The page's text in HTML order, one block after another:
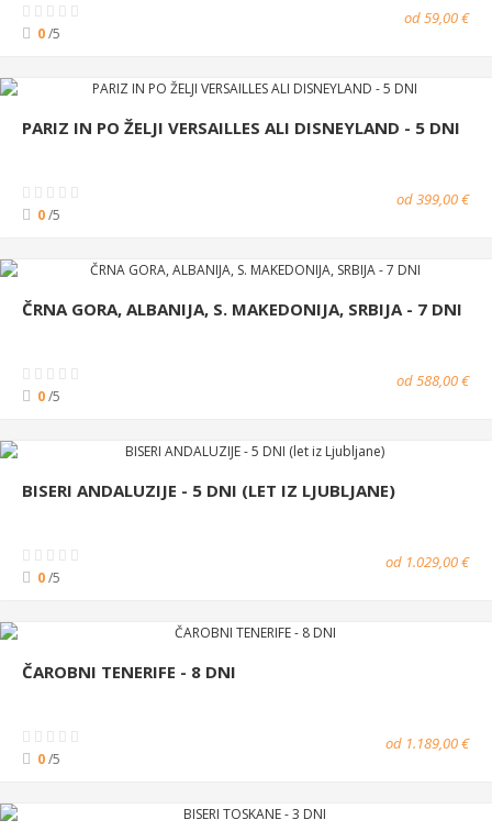
0/5
od 59,00 €
PARIZ IN PO ŽELJI VERSAILLES ALI DISNEYLAND - 5 DNI
0/5
od 399,00 €
ČRNA GORA, ALBANIJA, S. MAKEDONIJA, SRBIJA - 7 DNI
0/5
od 588,00 €
BISERI ANDALUZIJE - 5 DNI (LET IZ LJUBLJANE)
0/5
od 1.029,00 €
ČAROBNI TENERIFE - 8 DNI
0/5
od 1.189,00 €